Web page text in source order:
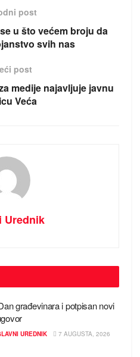
post
u što većem broju da
svih nas
post
medije najavljuje javnu
Veća
Urednik
građevinara i potpisan novi
UREDNIK
7 AUGUSTA, 2026